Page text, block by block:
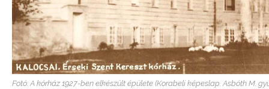
Fotó: A kórház 1927-ben elkészült épülete (Korabeli képeslap. Asbóth M.